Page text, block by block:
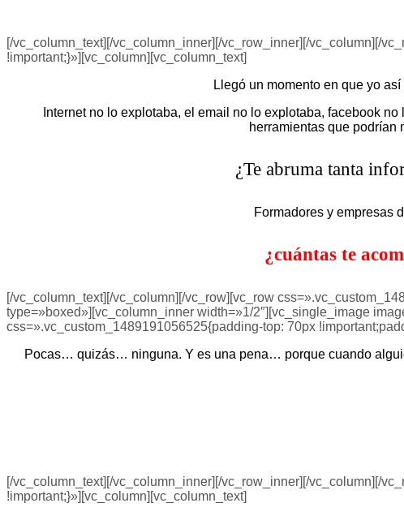
[/vc_column_text][/vc_column_inner][/vc_row_inner][/vc_column][/
!important;}»][vc_column][vc_column_text]
Llegó un momento en que yo
Internet no lo explotaba, el email no lo explotaba, facebook
herramientas que podrían
¿Te abruma tanta
Formadores y empresas
¿cuántas te
[/vc_column_text][/vc_column][/vc_row][vc_row
type=»boxed»][vc_column_inner width=»1/2″][vc_single_image
css=».vc_custom_1489191056525{padding-top: 70px
Pocas… quizás… ninguna. Y es una pena… porque cuando
[/vc_column_text][/vc_column_inner][/vc_row_inner][/vc_column][/
!important;}»][vc_column][vc_column_text]